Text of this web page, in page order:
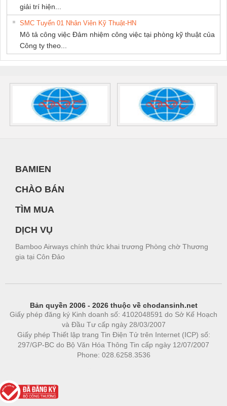
giải trí hiện...
SMC Tuyển 01 Nhân Viên Kỹ Thuật-HN
Mô tả công việc Đảm nhiệm công việc tại phòng kỹ thuật của
Công ty theo...
BAMIEN
CHÀO BÁN
TÌM MUA
DỊCH VỤ
Bamboo Airways chính thức khai trương Phòng chờ Thương
gia tại Côn Đảo
Bản quyền 2006 - 2026 thuộc về chodansinh.net
Giấy phép đăng ký Kinh doanh số: 4102048591 do Sở Kế Hoạch
và Đầu Tư cấp ngày 28/03/2007
Giấy phép Thiết lập trang Tin Điện Tử trên Internet (ICP) số:
297/GP-BC do Bộ Văn Hóa Thông Tin cấp ngày 12/07/2007
Phone: 028.6258.3536